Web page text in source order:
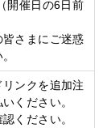
開催日の6日前
さまにご迷惑
リンクを追加注
ください。
ください。